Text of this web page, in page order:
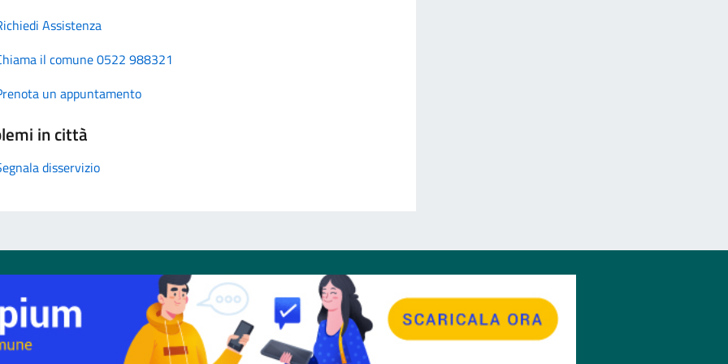
Assistenza
il comune 0522 988321
un appuntamento
in città
disservizio